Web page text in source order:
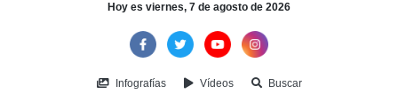
Hoy es viernes, 7 de agosto de 2026
Infografías Vídeos Buscar